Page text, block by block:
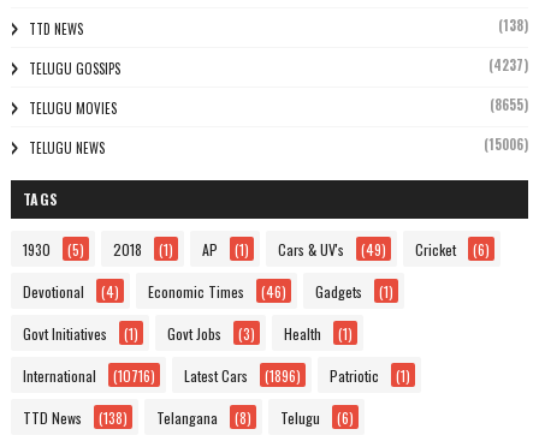
TTD NEWS (138)
TELUGU GOSSIPS (4237)
TELUGU MOVIES (8655)
TELUGU NEWS (15006)
TAGS
1930 (5) 2018 (1) AP (1) Cars & UV's (49) Cricket (6)
Devotional (4) Economic Times (46) Gadgets (1)
Govt Initiatives (1) Govt Jobs (3) Health (1)
International (10716) Latest Cars (1896) Patriotic (1)
TTD News (138) Telangana (8) Telugu (6)